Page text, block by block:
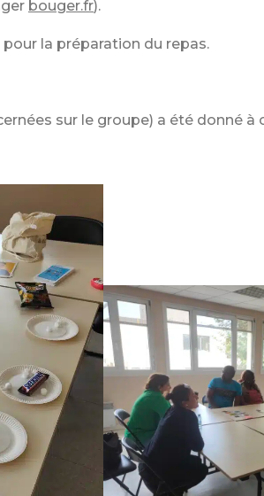
bouger.fr).
la préparation du repas.
sur le groupe) a été donné à